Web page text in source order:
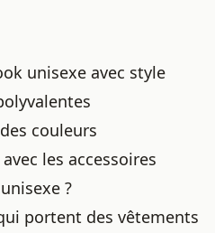
unisexe avec style
couleurs
les accessoires
?
portent des vêtements